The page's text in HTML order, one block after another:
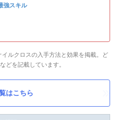
強スキル
ルクロスの入手方法と効果を掲載。ど
どを記載しています。
はこちら